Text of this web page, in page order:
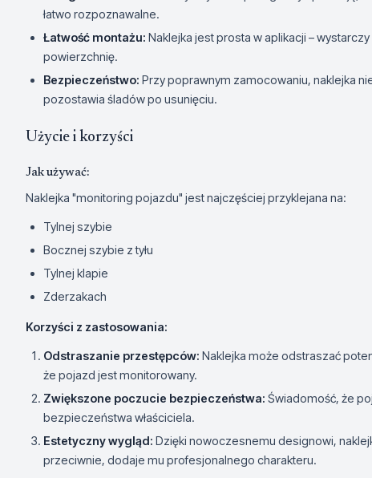
łatwo rozpoznawalne.
Łatwość montażu: Naklejka jest prosta w aplikacji –
powierzchnię.
Bezpieczeństwo: Przy poprawnym zamocowaniu, naklejka
pozostawia śladów po usunięciu.
Użycie i korzyści
Jak używać:
Naklejka "monitoring pojazdu" jest najczęściej przyklejana na:
Tylnej szybie
Bocznej szybie z tyłu
Tylnej klapie
Zderzakach
Korzyści z zastosowania:
Odstraszanie przestępców: Naklejka może odstraszać
że pojazd jest monitorowany.
Zwiększone poczucie bezpieczeństwa: Świadomość, że
bezpieczeństwa właściciela.
Estetyczny wygląd: Dzięki nowoczesnemu designowi,
przeciwnie, dodaje mu profesjonalnego charakteru.